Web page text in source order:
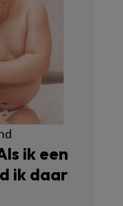
ik een
ik daar